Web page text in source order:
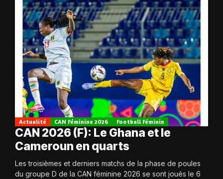
Actualité CAN Féminine 2026 Football Féminin
CAN 2026 (F): Le Ghana et le
Cameroun en quarts
Les troisièmes et derniers matchs de la phase de poules
du groupe D de la CAN féminine 2026 se sont joués le 6